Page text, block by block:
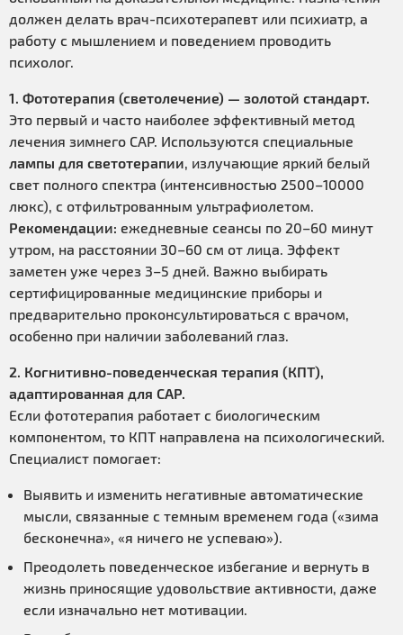
должен делать врач-психотерапевт или психиатр, а
работу с мышлением и поведением проводить
психолог.
1. Фототерапия (светолечение) — золотой стандарт.
Это первый и часто наиболее эффективный метод
лечения зимнего САР. Используются специальные
лампы для светотерапии , излучающие яркий белый
свет полного спектра (интенсивностью 2500–10000
люкс), с отфильтрованным ультрафиолетом.
Рекомендации: ежедневные сеансы по 20–60 минут
утром, на расстоянии 30–60 см от лица. Эффект
заметен уже через 3–5 дней. Важно выбирать
сертифицированные медицинские приборы и
предварительно проконсультироваться с врачом,
особенно при наличии заболеваний глаз.
2. Когнитивно-поведенческая терапия (КПТ),
адаптированная для САР.
Если фототерапия работает с биологическим
компонентом, то КПТ направлена на психологический.
Специалист помогает:
Выявить и изменить негативные автоматические
мысли, связанные с темным временем года («зима
бесконечна», «я ничего не успеваю»).
Преодолеть поведенческое избегание и вернуть в
жизнь приносящие удовольствие активности, даже
если изначально нет мотивации.